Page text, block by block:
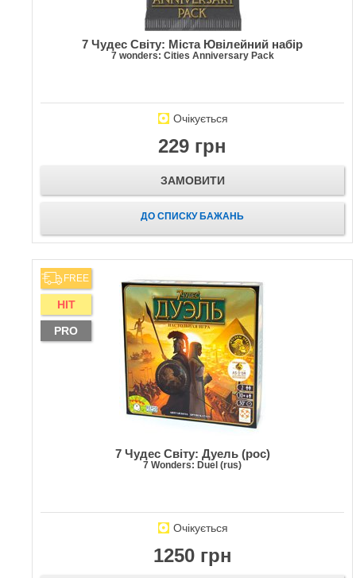
7 Чудес Світу: Міста Ювілейний набір
7 wonders: Cities Anniversary Pack
Очікується
229 грн
ЗАМОВИТИ
ДО СПИСКУ БАЖАНЬ
FREE
HIT
PRO
7 Чудес Світу: Дуель (рос)
7 Wonders: Duel (rus)
Очікується
1250 грн